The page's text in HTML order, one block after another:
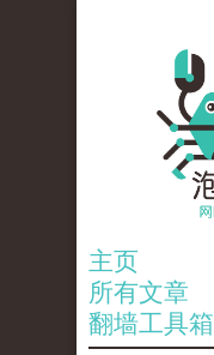
主页
所有文章
翻墙工具箱